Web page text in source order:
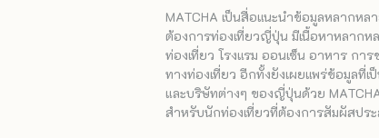
MATCHA เป็นสื่อแนะนำข้อมูลหลากห
ต้องการท่องเที่ยวญี่ปุ่น มีเนื้อหาหลาก
ท่องเที่ยว โรงแรม ออนเซ็น อาหาร กา
ทางท่องเที่ยว อีกทั้งยังเผยแพร่ข้อมูลที่
และบริษัทต่างๆ ของญี่ปุ่นด้วย
สำหรับนักท่องเที่ยวที่ต้องการสัมผัสป